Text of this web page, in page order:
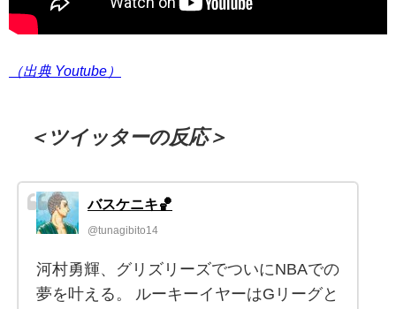
（出典 Youtube）
＜ツイッターの反応＞
バスケニキ🏀
@tunagibito14
河村勇輝、グリズリーズでついにNBAでの
夢を叶える。 ルーキーイヤーはGリーグと